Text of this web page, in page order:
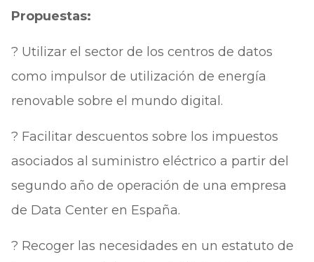
Propuestas:
? Utilizar el sector de los centros de datos
como impulsor de utilización de energía
renovable sobre el mundo digital.
? Facilitar descuentos sobre los impuestos
asociados al suministro eléctrico a partir del
segundo año de operación de una empresa
de Data Center en España.
? Recoger las necesidades en un estatuto de